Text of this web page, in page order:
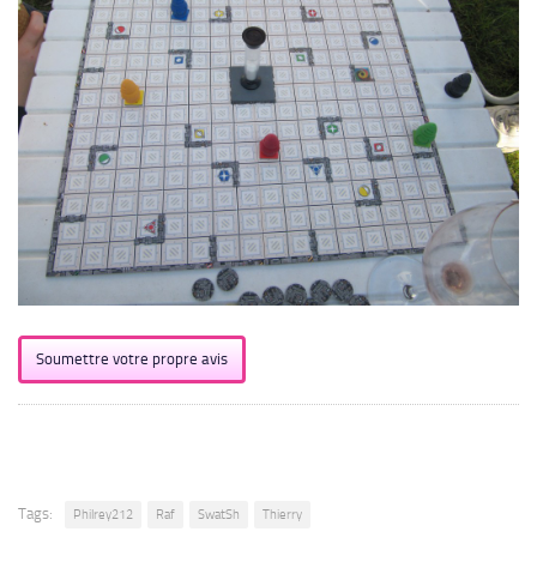
Soumettre votre propre avis
Tags: Philrey212 Raf SwatSh Thierry